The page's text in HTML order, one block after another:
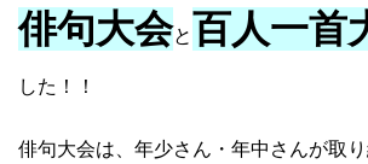
俳句大会と百人一首
した！！
俳句大会は、年少さん・年中さんが取り